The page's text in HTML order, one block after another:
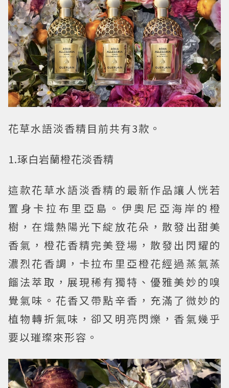
花草水語淡香精目前共有3款。
1.琢白岩蘭橙花淡香精
這款花草水語淡香精的最新作品讓人恍若
置身卡拉布里亞島。伊奧尼亞海岸的橙
樹，在熾熱陽光下綻放花朵，散發出甜美
香氣，橙花香精完美登場，散發出閃耀的
濃烈花香調，卡拉布里亞橙花經過蒸氣蒸
餾法萃取，展現稀有獨特、優雅美妙的嗅
覺氣味。花香又帶點辛香，充滿了微妙的
植物轉折氣味，卻又明亮閃爍，香氣幾乎
要以璀璨來形容。